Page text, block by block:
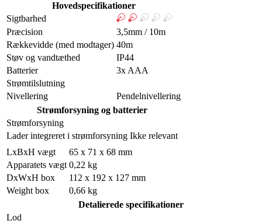
Hovedspecifikationer
Sigtbarhed
Præcision
3,5mm / 10m
Rækkevidde (med modtager) 40m
Støv og vandtæthed
IP44
Batterier
3x AAA
Strømtilslutning
Nivellering
Pendelnivellering
Strømforsyning og batterier
Strømforsyning
Lader integreret i strømforsyning Ikke relevant
LxBxH vægt
65 x 71 x 68 mm
Apparatets vægt 0,22 kg
DxWxH box
112 x 192 x 127 mm
Weight box
0,66 kg
Detalierede specifikationer
Lod